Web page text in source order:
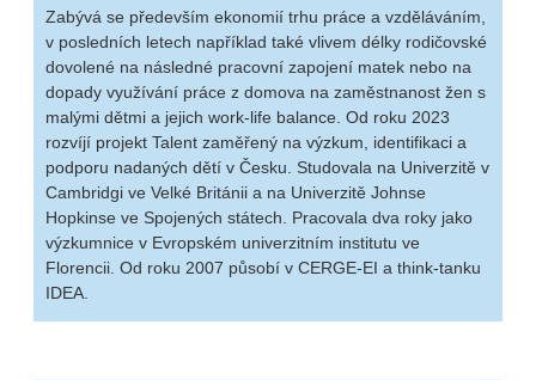
Zabývá se především ekonomií trhu práce a vzděláváním,
v posledních letech například také vlivem délky rodičovské
dovolené na následné pracovní zapojení matek nebo na
dopady využívání práce z domova na zaměstnanost žen s
malými dětmi a jejich work-life balance. Od roku 2023
rozvíjí projekt Talent zaměřený na výzkum, identifikaci a
podporu nadaných dětí v Česku. Studovala na Univerzitě v
Cambridgi ve Velké Británii a na Univerzitě Johnse
Hopkinse ve Spojených státech. Pracovala dva roky jako
výzkumnice v Evropském univerzitním institutu ve
Florencii. Od roku 2007 působí v CERGE-EI a think-tanku
IDEA.